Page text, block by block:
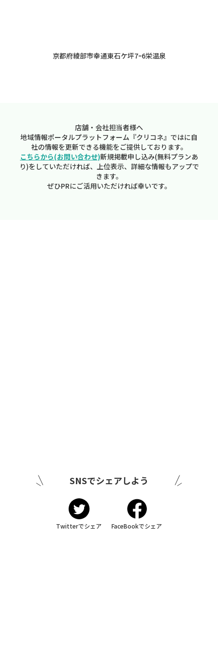
京都府綾部市幸通東石ケ坪7ｰ6栄温泉
店舗・会社担当者様へ
地域情報ポータルプラットフォーム『クリコネ』ではに自
社の情報を更新できる機能をご提供しております。
こちらから(お問い合わせ)新規掲載申し込み(無料プランあ
り)をしていただければ、上位表示、詳細な情報もアップで
きます。
ぜひPRにご活用いただければ幸いです。
SNSでシェアしよう
Twitterでシェア FaceBookでシェア